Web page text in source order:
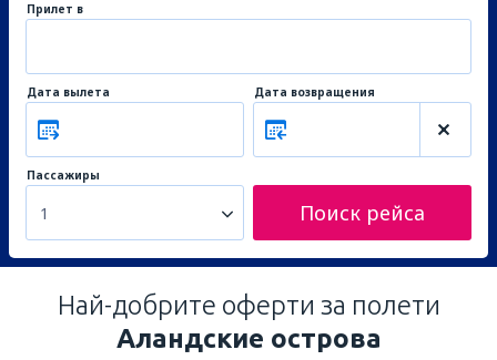
Прилет в
Дата вылета Дата возвращения
Пассажиры
1 Поиск рейса
Най-добрите оферти за полети
Аландские острова